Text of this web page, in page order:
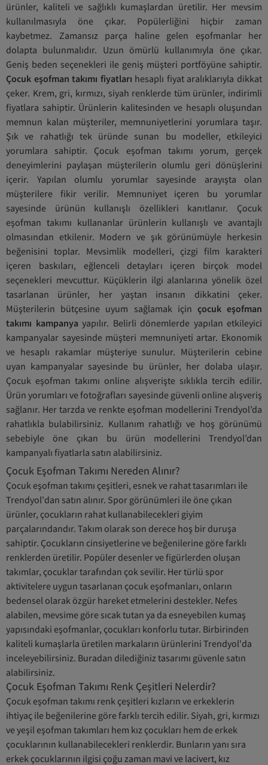
ürünler, kaliteli ve sağlıklı kumaşlardan üretilir. Her mevsim
kullanılmasıyla öne çıkar. Popülerliğini hiçbir zaman
kaybetmez. Zamansız parça haline gelen eşofmanlar her
dolapta bulunmalıdır. Uzun ömürlü kullanımıyla öne çıkar.
Geniş beden seçenekleri ile geniş müşteri portföyüne sahiptir.
Çocuk eşofman takımı fiyatları hesaplı fiyat aralıklarıyla dikkat
çeker. Krem, gri, kırmızı, siyah renklerde tüm ürünler, indirimli
fiyatlara sahiptir. Ürünlerin kalitesinden ve hesaplı oluşundan
memnun kalan müşteriler, memnuniyetlerini yorumlara taşır.
Şık ve rahatlığı tek üründe sunan bu modeller, etkileyici
yorumlara sahiptir. Çocuk eşofman takımı yorum, gerçek
deneyimlerini paylaşan müşterilerin olumlu geri dönüşlerini
içerir. Yapılan olumlu yorumlar sayesinde arayışta olan
müşterilere fikir verilir. Memnuniyet içeren bu yorumlar
sayesinde ürünün kullanışlı özellikleri kanıtlanır. Çocuk
eşofman takımı kullananlar ürünlerin kullanışlı ve avantajlı
olmasından etkilenir. Modern ve şık görünümüyle herkesin
beğenisini toplar. Mevsimlik modelleri, çizgi film karakteri
içeren baskıları, eğlenceli detayları içeren birçok model
seçenekleri mevcuttur. Küçüklerin ilgi alanlarına yönelik özel
tasarlanan ürünler, her yaştan insanın dikkatini çeker.
Müşterilerin bütçesine uyum sağlamak için çocuk eşofman
takımı kampanya yapılır. Belirli dönemlerde yapılan etkileyici
kampanyalar sayesinde müşteri memnuniyeti artar. Ekonomik
ve hesaplı rakamlar müşteriye sunulur. Müşterilerin cebine
uyan kampanyalar sayesinde bu ürünler, her dolaba ulaşır.
Çocuk eşofman takımı online alışverişte sıklıkla tercih edilir.
Ürün yorumları ve fotoğrafları sayesinde güvenli online alışveriş
sağlanır. Her tarzda ve renkte eşofman modellerini Trendyol’da
rahatlıkla bulabilirsiniz. Kullanım rahatlığı ve hoş görünümü
sebebiyle öne çıkan bu ürün modellerini Trendyol’dan
kampanyalı fiyatlarla satın alabilirsiniz.
Çocuk Eşofman Takımı Nereden Alınır?
Çocuk eşofman takımı çeşitleri, esnek ve rahat tasarımları ile
Trendyol'dan satın alınır. Spor görünümleri ile öne çıkan
ürünler, çocukların rahat kullanabilecekleri giyim
parçalarındandır. Takım olarak son derece hoş bir duruşa
sahiptir. Çocukların cinsiyetlerine ve beğenilerine göre farklı
renklerden üretilir. Popüler desenler ve figürlerden oluşan
takımlar, çocuklar tarafından çok sevilir. Her türlü spor
aktivitelere uygun tasarlanan çocuk eşofmanları, onların
bedensel olarak özgür hareket etmelerini destekler. Nefes
alabilen, mevsime göre sıcak tutan ya da esneyebilen kumaş
yapısındaki eşofmanlar, çocukları konforlu tutar. Birbirinden
kaliteli kumaşlarla üretilen markaların ürünlerini Trendyol'da
inceleyebilirsiniz. Buradan dilediğiniz tasarımı güvenle satın
alabilirsiniz.
Çocuk Eşofman Takımı Renk Çeşitleri Nelerdir?
Çocuk eşofman takımı renk çeşitleri kızların ve erkeklerin
ihtiyaç ile beğenilerine göre farklı tercih edilir. Siyah, gri, kırmızı
ve yeşil eşofman takımları hem kız çocukları hem de erkek
çocuklarının kullanabilecekleri renklerdir. Bunların yanı sıra
erkek çocuklarının ilgisi çoğu zaman mavi ve lacivert, kız